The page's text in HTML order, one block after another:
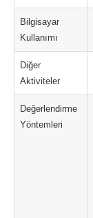
Bilgisayar
Kullanımı
Diğer
Aktiviteler
Değerlendirme
Yöntemleri